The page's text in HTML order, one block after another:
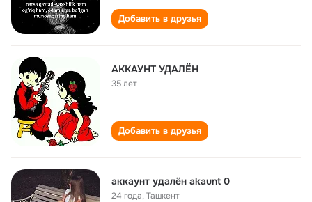
Добавить в друзья
АККАУНТ УДАЛЁН
35 лет
Добавить в друзья
аккаунт удалён akaunt 0
24 года,Ташкент